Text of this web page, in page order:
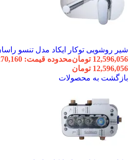
شیر روشویی توکار ایکاد مدل تنسو
12,596,056 تومان
12,596,056 تومان
بازگشت به محصولات